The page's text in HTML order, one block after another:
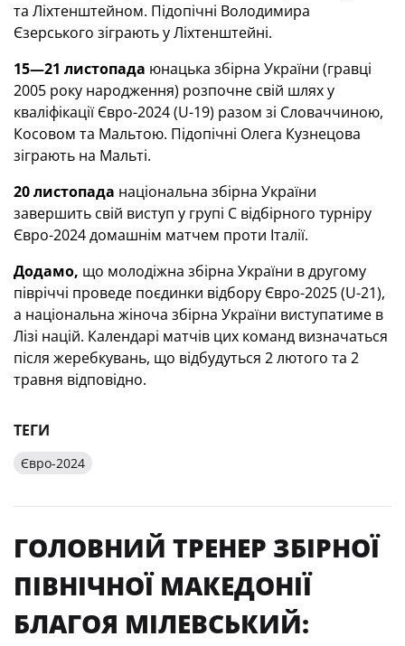
та Ліхтенштейном. Підопічні Володимира
Єзерського зіграють у Ліхтенштейні.
15—21 листопада юнацька збірна України (гравці
2005 року народження) розпочне свій шлях у
кваліфікації Євро-2024 (U-19) разом зі Словаччиною,
Косовом та Мальтою. Підопічні Олега Кузнецова
зіграють на Мальті.
20 листопада національна збірна України
завершить свій виступ у групі С відбірного турніру
Євро-2024 домашнім матчем проти Італії.
Додамо, що молодіжна збірна України в другому
півріччі проведе поєдинки відбору Євро-2025 (U-21),
а національна жіноча збірна України виступатиме в
Лізі націй. Календарі матчів цих команд визначаться
після жеребкувань, що відбудуться 2 лютого та 2
травня відповідно.
ТЕГИ
Євро-2024
ГОЛОВНИЙ ТРЕНЕР ЗБІРНОЇ
ПІВНІЧНОЇ МАКЕДОНІЇ
БЛАГОЯ МІЛЕВСЬКИЙ: